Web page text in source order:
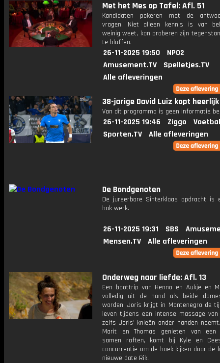
Met het Mes op Tafel: Afl. 51
Kandidaten pokeren met de
vragen. Niet alleen kennis is van
weinig weet, kan proberen zijn
te bluffen.
26-11-2025 19:50
NPO2
Amusement.TV
Spelletjes.TV
Alle afleveringen
38-jarige David Luiz kopt
Van dit programma is geen informatie
26-11-2025 19:46 Ziggo
Sporten.TV
Alle afleveringen
De Bondgenoten
De jureerbare Sinterklaas opdracht is
bak werk.
26-11-2025 19:31 SBS
Mensen.TV
Alle afleveringen
Onderweg naar liefde: Afl. 13
Een boottrip van Henno en Aukje en
volledig uit de hand als beide
worden. Joris krijgt in Montenegro de
leven tijdens een intense massage van
zelfs Joris' knieën onder handen
Marit en Thomas genieten van een
samen raften, komt bij Kyle en
concurrentie om de hoek kijken door de
nieuwe date Rik.